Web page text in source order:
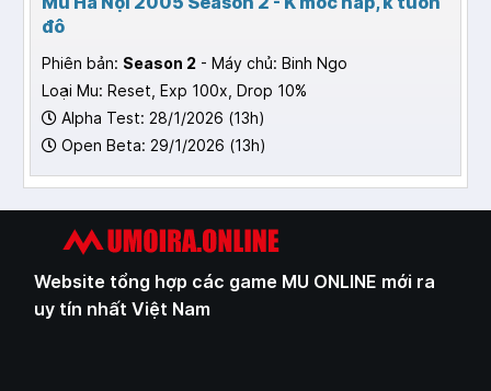
đô
Phiên bản: Season 2 - Máy chủ: Binh Ngo
Loại Mu: Reset, Exp 100x, Drop 10%
Alpha Test: 28/1/2026 (13h)
Open Beta: 29/1/2026 (13h)
Website tổng hợp các game MU ONLINE mới ra
uy tín nhất Việt Nam